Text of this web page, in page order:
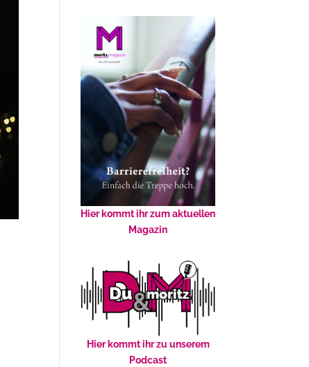
Hier kommt ihr zum aktuellen
Magazin
Hier kommt ihr zu unserem
Podcast